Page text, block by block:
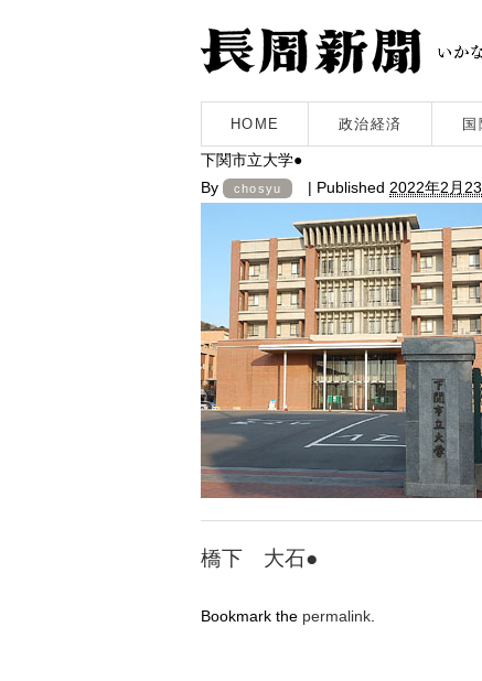
HOME 政治経済 国
下関市立大学●
By
chosyu | Published 2022年2月
橋下 大石●
Bookmark the permalink